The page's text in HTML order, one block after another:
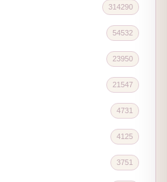
314290
54532
23950
21547
4731
4125
3751